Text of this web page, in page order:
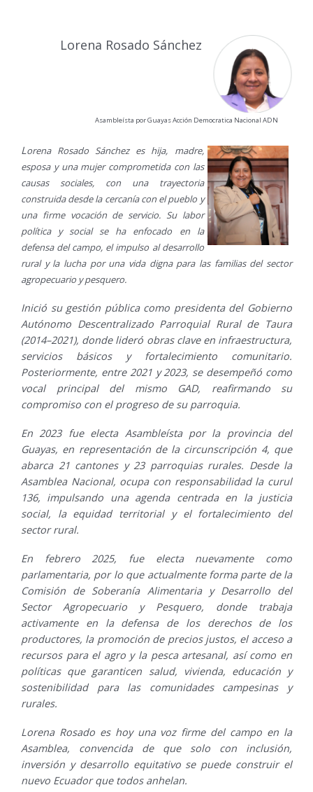
Lorena Rosado Sánchez
Asambleísta por Guayas Acción Democratica Nacional ADN
Lorena Rosado Sánchez es hija, madre,
esposa y una mujer comprometida con las
causas sociales, con una trayectoria
construida desde la cercanía con el pueblo y
una firme vocación de servicio. Su labor
política y social se ha enfocado en la
defensa del campo, el impulso al desarrollo
rural y la lucha por una vida digna para las familias del sector
agropecuario y pesquero.
Inició su gestión pública como presidenta del Gobierno
Autónomo Descentralizado Parroquial Rural de Taura
(2014–2021), donde lideró obras clave en infraestructura,
servicios básicos y fortalecimiento comunitario.
Posteriormente, entre 2021 y 2023, se desempeñó como
vocal principal del mismo GAD, reafirmando su
compromiso con el progreso de su parroquia.
En 2023 fue electa Asambleísta por la provincia del
Guayas, en representación de la circunscripción 4, que
abarca 21 cantones y 23 parroquias rurales. Desde la
Asamblea Nacional, ocupa con responsabilidad la curul
136, impulsando una agenda centrada en la justicia
social, la equidad territorial y el fortalecimiento del
sector rural.
En febrero 2025, fue electa nuevamente como
parlamentaria, por lo que actualmente forma parte de la
Comisión de Soberanía Alimentaria y Desarrollo del
Sector Agropecuario y Pesquero, donde trabaja
activamente en la defensa de los derechos de los
productores, la promoción de precios justos, el acceso a
recursos para el agro y la pesca artesanal, así como en
políticas que garanticen salud, vivienda, educación y
sostenibilidad para las comunidades campesinas y
rurales.
Lorena Rosado es hoy una voz firme del campo en la
Asamblea, convencida de que solo con inclusión,
inversión y desarrollo equitativo se puede construir el
nuevo Ecuador que todos anhelan.